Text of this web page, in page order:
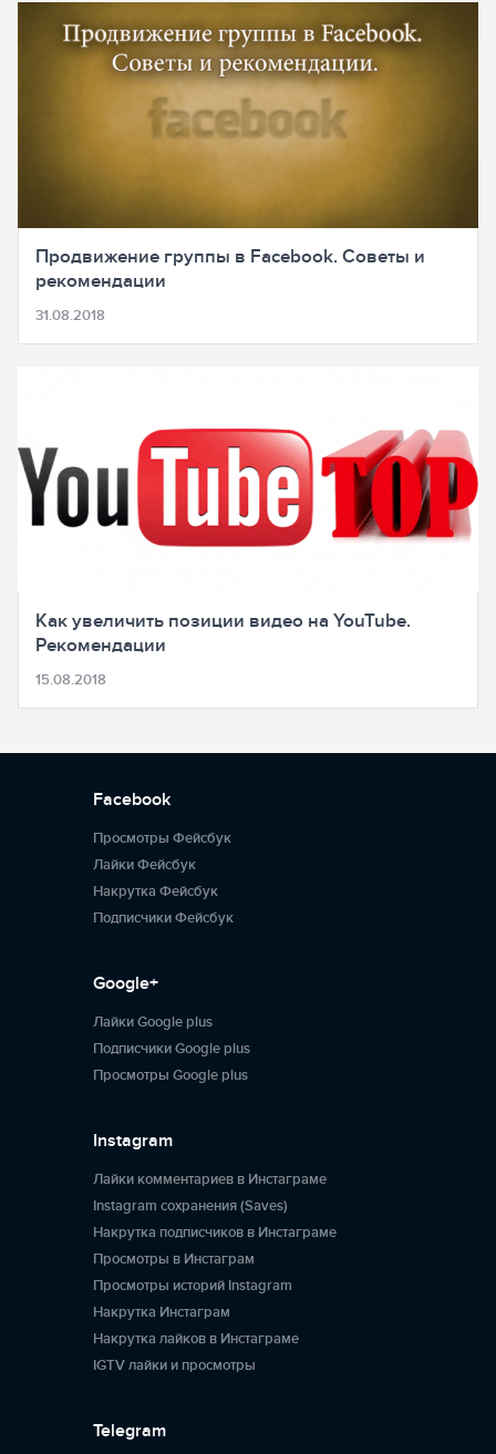
Продвижение группы в Facebook. Советы и
рекомендации
31.08.2018
Как увеличить позиции видео на YouTube.
Рекомендации
15.08.2018
Facebook
Просмотры Фейсбук
Лайки Фейсбук
Накрутка Фейсбук
Подписчики Фейсбук
Google+
Лайки Google plus
Подписчики Google plus
Просмотры Google plus
Instagram
Лайки комментариев в Инстаграме
Instagram сохранения (Saves)
Накрутка подписчиков в Инстаграме
Просмотры в Инстаграм
Просмотры историй Instagram
Накрутка Инстаграм
Накрутка лайков в Инстаграме
IGTV лайки и просмотры
Telegram